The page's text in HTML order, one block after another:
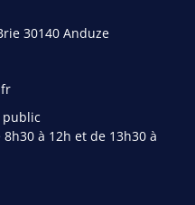
30140 Anduze
public
à 12h et de 13h30 à